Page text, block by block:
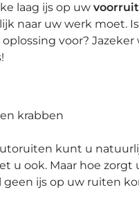
laag ijs op uw voorruit
naar uw werk moet.
voor? Jazeker
krabben
kunt u
u ook. Maar hoe zorgt
geen ijs op uw ruiten